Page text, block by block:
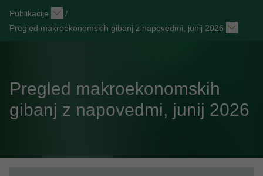
Publikacije
/
Pregled makroekonomskih gibanj z napovedmi, junij 2026
Pregled makroekonomskih
gibanj z napovedmi, junij 2026